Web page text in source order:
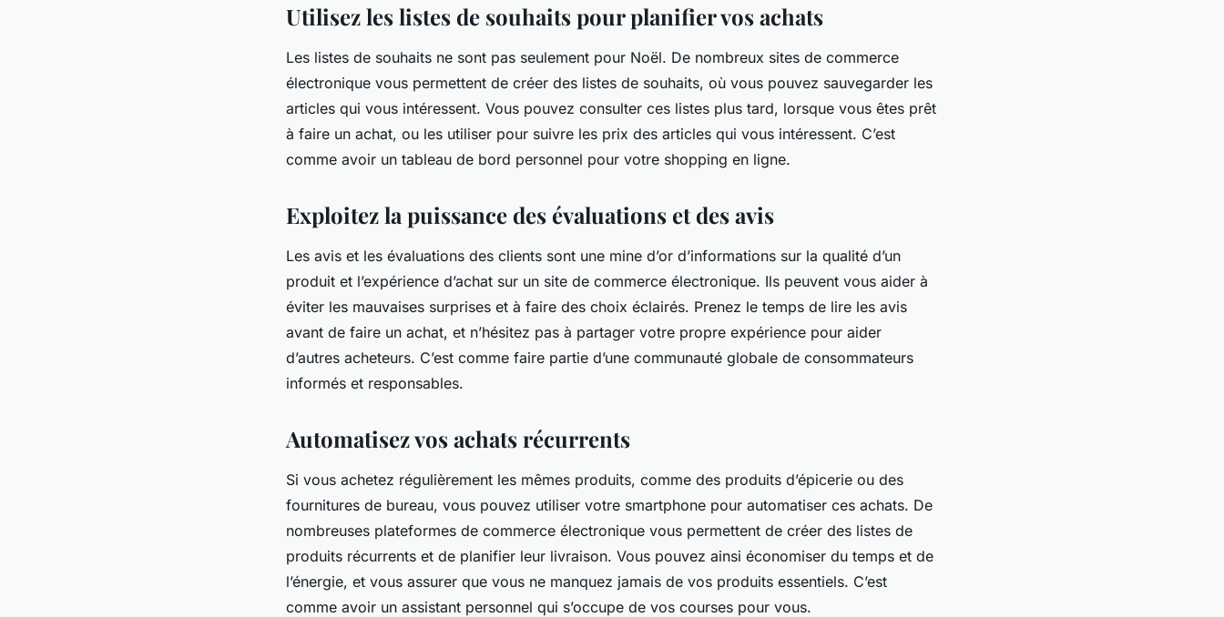
Utilisez les listes de souhaits pour planifier vos achats
Les listes de souhaits ne sont pas seulement pour Noël. De nombreux sites de commerce
électronique vous permettent de créer des listes de souhaits, où vous pouvez sauvegarder les
articles qui vous intéressent. Vous pouvez consulter ces listes plus tard, lorsque vous êtes prêt
à faire un achat, ou les utiliser pour suivre les prix des articles qui vous intéressent. C’est
comme avoir un tableau de bord personnel pour votre shopping en ligne.
Exploitez la puissance des évaluations et des avis
Les avis et les évaluations des clients sont une mine d’or d’informations sur la qualité d’un
produit et l’expérience d’achat sur un site de commerce électronique. Ils peuvent vous aider à
éviter les mauvaises surprises et à faire des choix éclairés. Prenez le temps de lire les avis
avant de faire un achat, et n’hésitez pas à partager votre propre expérience pour aider
d’autres acheteurs. C’est comme faire partie d’une communauté globale de consommateurs
informés et responsables.
Automatisez vos achats récurrents
Si vous achetez régulièrement les mêmes produits, comme des produits d’épicerie ou des
fournitures de bureau, vous pouvez utiliser votre smartphone pour automatiser ces achats. De
nombreuses plateformes de commerce électronique vous permettent de créer des listes de
produits récurrents et de planifier leur livraison. Vous pouvez ainsi économiser du temps et de
l’énergie, et vous assurer que vous ne manquez jamais de vos produits essentiels. C’est
comme avoir un assistant personnel qui s’occupe de vos courses pour vous.